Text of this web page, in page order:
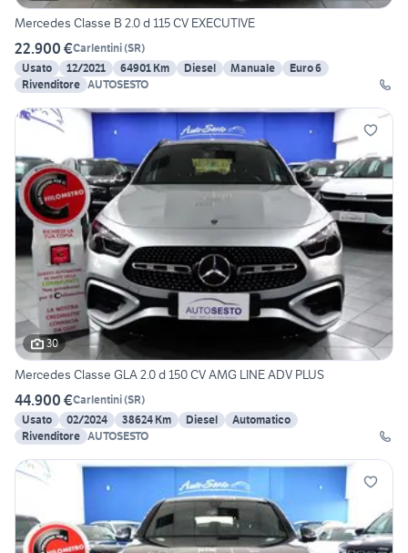
Mercedes Classe B 2.0 d 115 CV EXECUTIVE
22.900 €Carlentini(SR)
Usato
12/2021 64901 Km Diesel Manuale
Euro 6
Rivenditore AUTOSESTO
30
Mercedes Classe GLA 2.0 d 150 CV AMG LINE ADV PLUS
44.900 €Carlentini(SR)
Usato
02/2024 38624 Km Diesel
Automatico
Rivenditore AUTOSESTO